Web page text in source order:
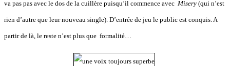
va pas pas avec le dos de la cuillère puisqu’il commence avec Misery (qui n’est
rien d’autre que leur nouveau single). D’entrée de jeu le public est conquis. A
partir de là, le reste n’est plus que formalité…